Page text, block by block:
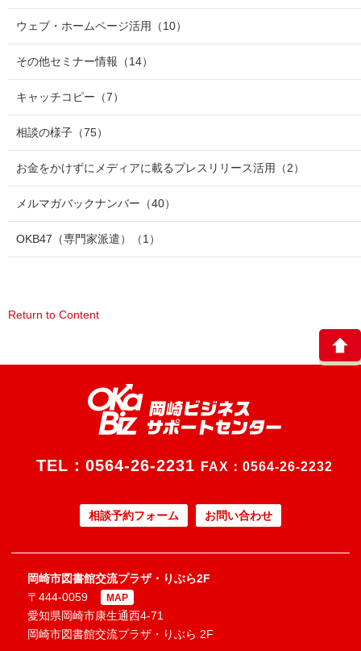
ウェブ・ホームページ活用 （10）
その他セミナー情報 （14）
キャッチコピー （7）
相談の様子 （75）
お金をかけずにメディアに載るプレスリリース活用 （2）
メルマガバックナンバー （40）
OKB47（専門家派遣） （1）
Return to Content
TEL： 0564-26-2231 FAX：0564-26-2232
相談予約フォーム お問い合わせ
岡崎市図書館交流プラザ・りぶら2F
〒444-0059
MAP
愛知県岡崎市康生通西4-71
岡崎市図書館交流プラザ・りぶら 2F